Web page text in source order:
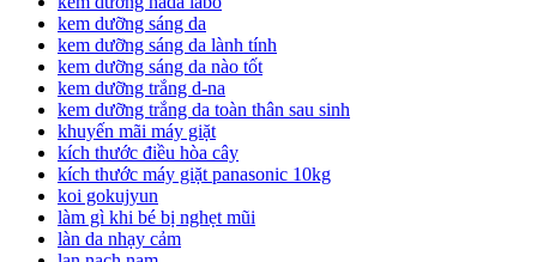
kem dưỡng sáng da
kem dưỡng sáng da lành tính
kem dưỡng sáng da nào tốt
kem dưỡng trắng d-na
kem dưỡng trắng da toàn thân sau sinh
khuyến mãi máy giặt
kích thước điều hòa cây
kích thước máy giặt panasonic 10kg
koi gokujyun
làm gì khi bé bị nghẹt mũi
làn da nhạy cảm